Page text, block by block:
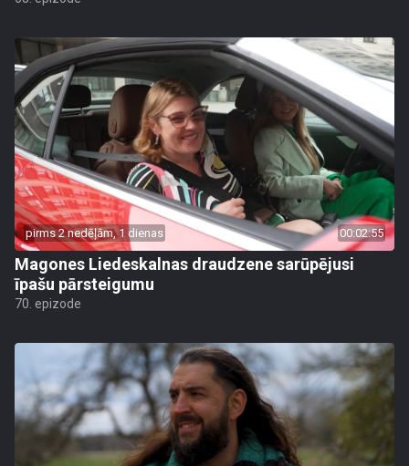
pirms 2 nedēļām, 1 dienas 00:02:55
Magones Liedeskalnas draudzene sarūpējusi
īpašu pārsteigumu
70. epizode